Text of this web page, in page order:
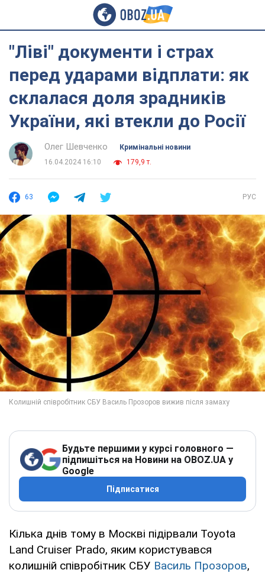
"Ліві" документи і страх
перед ударами відплати: як
склалася доля зрадників
України, які втекли до Росії
Олег Шевченко
Кримінальні новини
16.04.2024 16:10
179,9 т.
63 РУС
Будьте першими у курсі головного —
підпишіться на Новини на OBOZ.UA у
Google
Підписатися
Кілька днів тому в Москві підірвали Toyota
Land Cruiser Prado, яким користувався
колишній співробітник СБУ Василь Прозоров,